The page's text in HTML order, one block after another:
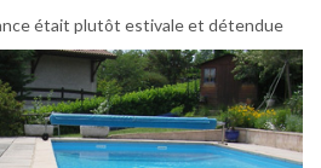
était plutôt estivale et détendue